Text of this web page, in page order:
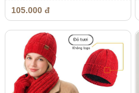
105.000 đ